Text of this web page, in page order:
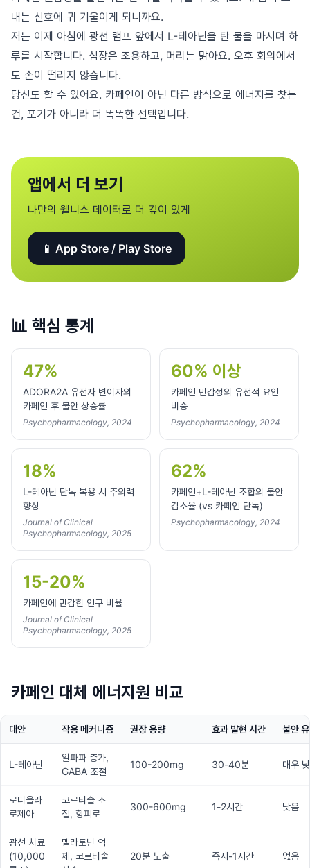
내는 신호에 귀 기울이게 되니까요.
저는 이제 아침에 광선 램프 앞에서 L-테아닌을 탄 물을 마시며 하
루를 시작합니다. 심장은 조용하고, 머리는 맑아요. 오후 회의에서
도 손이 떨리지 않습니다.
당신도 할 수 있어요. 카페인이 아닌 다른 방식으로 에너지를 찾는
건, 포기가 아니라 더 똑똑한 선택입니다.
앱에서 더 보기
나만의 웰니스 데이터로 더 깊이 있게
📱 App Store / Play Store
📊 핵심 통계
47%
ADORA2A 유전자 변이자의
카페인 후 불안 상승률
Psychopharmacology, 2024
60% 이상
카페인 민감성의 유전적 요인
비중
Psychopharmacology, 2024
18%
L-테아닌 단독 복용 시 주의력
향상
Journal of Clinical
Psychopharmacology, 2025
62%
카페인+L-테아닌 조합의 불안
감소율 (vs 카페인 단독)
Psychopharmacology, 2024
15-20%
카페인에 민감한 인구 비율
Journal of Clinical
Psychopharmacology, 2025
카페인 대체 에너지원 비교
대안 작용 메커니즘 권장 용량 효과 발현 시간 불안
L-테아닌
알파파 증가,
GABA 조절
100-200mg 30-40분 매우
로디올라
로제아
코르티솔 조
절, 항피로
300-600mg 1-2시간 낮음
광선 치료
(10,000
멜라토닌 억
제, 코르티솔
20분 노출 즉시-1시간 없음